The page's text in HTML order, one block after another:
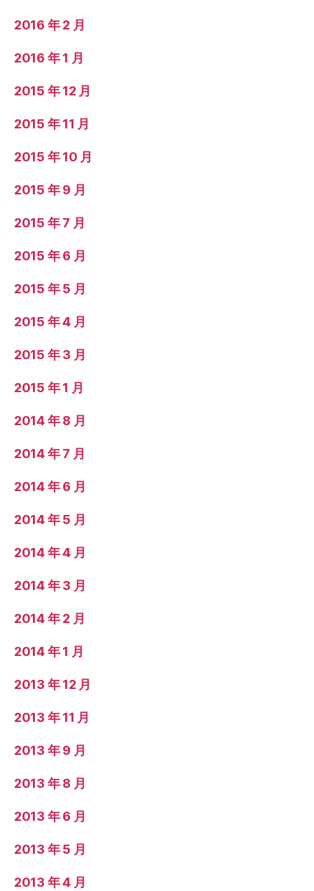
2016 年 2 月
2016 年 1 月
2015 年 12 月
2015 年 11 月
2015 年 10 月
2015 年 9 月
2015 年 7 月
2015 年 6 月
2015 年 5 月
2015 年 4 月
2015 年 3 月
2015 年 1 月
2014 年 8 月
2014 年 7 月
2014 年 6 月
2014 年 5 月
2014 年 4 月
2014 年 3 月
2014 年 2 月
2014 年 1 月
2013 年 12 月
2013 年 11 月
2013 年 9 月
2013 年 8 月
2013 年 6 月
2013 年 5 月
2013 年 4 月